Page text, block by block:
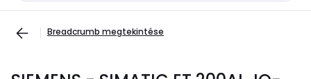
Breadcrumb megtekintése